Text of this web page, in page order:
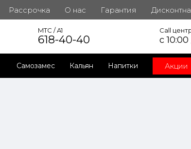
Рассрочка О нас Гарантия
MTC / A1
618-40-40
Call
с
Самозамес Кальян Напитки Акции